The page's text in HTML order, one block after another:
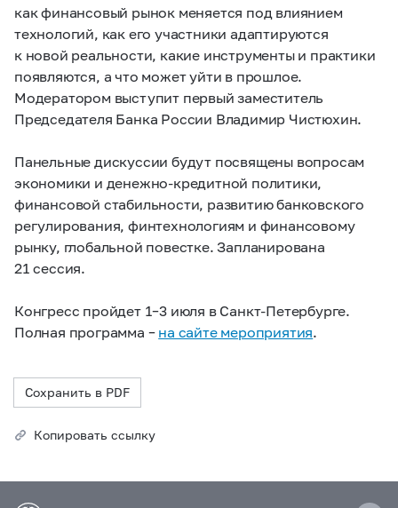
как финансовый рынок меняется под влиянием
технологий, как его участники адаптируются
к новой реальности, какие инструменты и практики
появляются, а что может уйти в прошлое.
Модератором выступит первый заместитель
Председателя Банка России Владимир Чистюхин.
Панельные дискуссии будут посвящены вопросам
экономики и денежно-кредитной политики,
финансовой стабильности, развитию банковского
регулирования, финтехнологиям и финансовому
рынку, глобальной повестке. Запланирована
21 сессия.
Конгресс пройдет 1–3 июля в Санкт-Петербурге.
Полная программа – на сайте мероприятия.
Сохранить в PDF
Копировать ссылку